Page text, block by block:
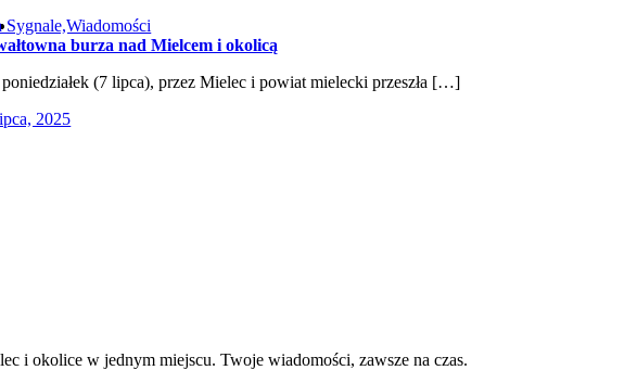
Sygnale,Wiadomości
burza nad Mielcem i okolicą
(7 lipca), przez Mielec i powiat mielecki przeszła […]
2025
i okolice w jednym miejscu. Twoje wiadomości, zawsze na czas.